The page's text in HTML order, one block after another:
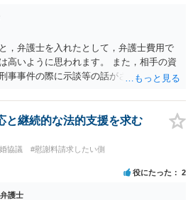
，弁護士を入れたとして，弁護士費用で
高いように思われます。 また，相手の資
事事件の際に示談等の話がされなかった
と継続的な法的支援を求む
協議
#慰謝料請求したい側
役にたった 2
護士